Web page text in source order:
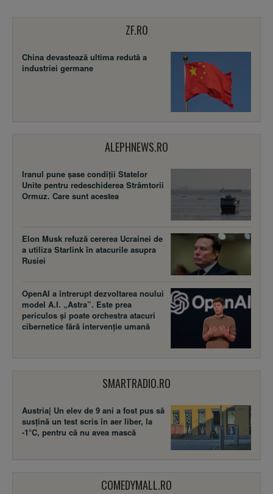
ZF.RO
China devastează ultima redută a
industriei germane
ALEPHNEWS.RO
Iranul pune șase condiții Statelor
Unite pentru redeschiderea Strâmtorii
Ormuz. Care sunt acestea
Elon Musk refuză cererea Ucrainei de
a utiliza Starlink în atacurile asupra
Rusiei
OpenAI a întrerupt dezvoltarea noului
model A.I. „Astra”. Este prea
periculos și poate orchestra atacuri
cibernetice fără intervenție umană
SMARTRADIO.RO
Austria| Un elev de 9 ani a fost pus să
susţină un test scris în aer liber, la
-1°C, pentru că nu avea mască
COMEDYMALL.RO